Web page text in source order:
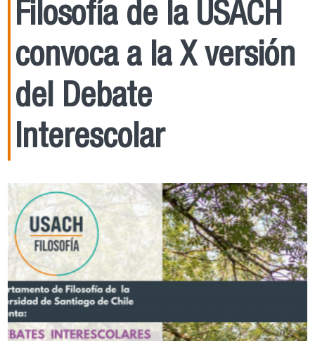
Filosofía de la USACH
convoca a la X versión
del Debate
Interescolar